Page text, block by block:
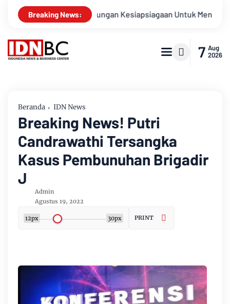
Breaking News:
Apel Gabungan Kesiapsiagaan Untuk Menanggulangi
7 Aug
2026
Beranda IDN News
Breaking News! Putri
Candrawathi Tersangka
Kasus Pembunuhan Brigadir
J
Admin
Agustus 19, 2022
12px 30px PRINT